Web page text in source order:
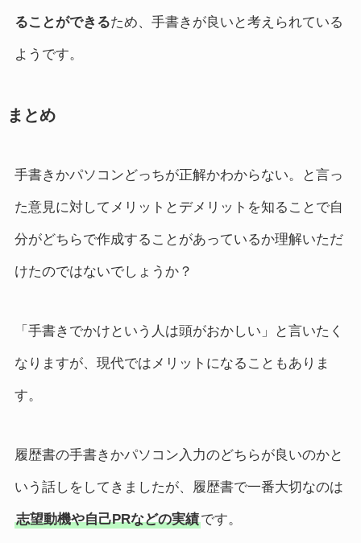
ることができるため、手書きが良いと考えられている
ようです。
まとめ
手書きかパソコンどっちが正解かわからない。と言っ
た意見に対してメリットとデメリットを知ることで自
分がどちらで作成することがあっているか理解いただ
けたのではないでしょうか？
「手書きでかけという人は頭がおかしい」と言いたく
なりますが、現代ではメリットになることもありま
す。
履歴書の手書きかパソコン入力のどちらが良いのかと
いう話しをしてきましたが、履歴書で一番大切なのは
志望動機や自己PRなどの実績です。